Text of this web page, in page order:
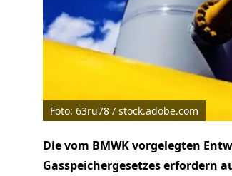
Foto: 63ru78 / stock.adobe.com
Die vom BMWK vorgelegten
Gasspeichergesetzes erfordern